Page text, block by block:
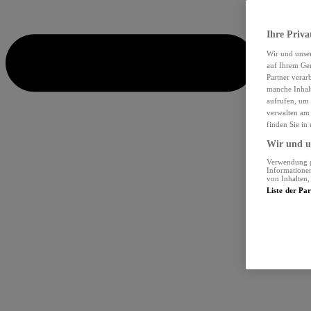
Ihre
Wir und
auf Ihrem
Partner
manche
aufrufen, um
verwalten
finden Sie in
Wir und
Verwendung
von Inhalten,
Liste der